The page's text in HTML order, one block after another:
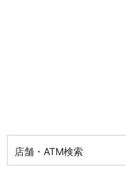
カードローン
目的別ローン
店舗・ATM検索